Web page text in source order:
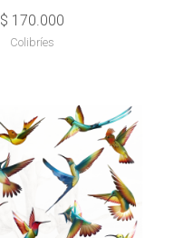
$ 170.000
Colibríes